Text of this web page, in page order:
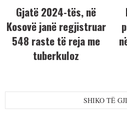
Gjatë 2024-tës, në
Kosovë janë regjistruar
548 raste të reja me
tuberkuloz
SHIKO TË